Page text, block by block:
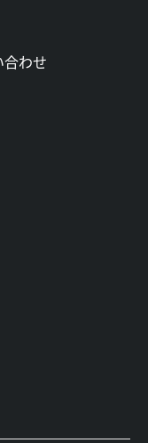
合わせ